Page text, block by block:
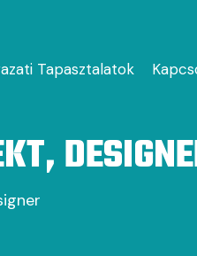
Tapasztalatok